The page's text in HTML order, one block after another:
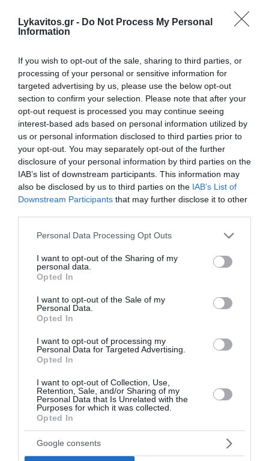
Lykavitos.gr - Do Not Process My Personal
Information
If you wish to opt-out of the sale, sharing to third parties, or
processing of your personal or sensitive information for
targeted advertising by us, please use the below opt-out
section to confirm your selection. Please note that after your
opt-out request is processed you may continue seeing
interest-based ads based on personal information utilized by
us or personal information disclosed to third parties prior to
your opt-out. You may separately opt-out of the further
disclosure of your personal information by third parties on the
IAB’s list of downstream participants. This information may
also be disclosed by us to third parties on the IAB’s List of
Downstream Participants that may further disclose it to other
Please note that this website/app uses one or more Google
not limited to your visit or usage behaviour. You may click to
grant or deny consent to Google and its third-party tags to
use your data for below specified purposes in below Google
consent section.
Personal Data Processing Opt Outs
I want to opt-out of the Sharing of my
personal data.
Opted In
I want to opt-out of the Sale of my
Personal Data.
Opted In
I want to opt-out of processing my
Personal Data for Targeted Advertising.
Opted In
I want to opt-out of Collection, Use,
Retention, Sale, and/or Sharing of my
Personal Data that Is Unrelated with the
Purposes for which it was collected.
Opted In
Google consents
Δρυμιώτης: «Η Νέα Δημοκρατία
θα είναι ξανά κυβέρνηση» –
Σφοδρή επίθεση κατά της
Θεώνης Κουφονικολάκου για τον
Νετανιάχου
Ο Ανδρέας Δρυμιώτης εκτίμησε ότι η Νέα
Δημοκρατία θα σχηματίσει ξανά κυβέρνηση,
σχολίασε τις δημοσκοπήσεις και άσκησε έντονη
για τον Μπενιαμίν Νετανιάχου.
16:00 | 25 Ιουλίου 2026